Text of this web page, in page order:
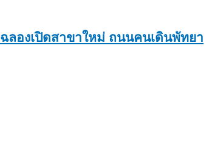
ฉลองเปิดสาขาใหม่ ถนนคนเดินพัทยา